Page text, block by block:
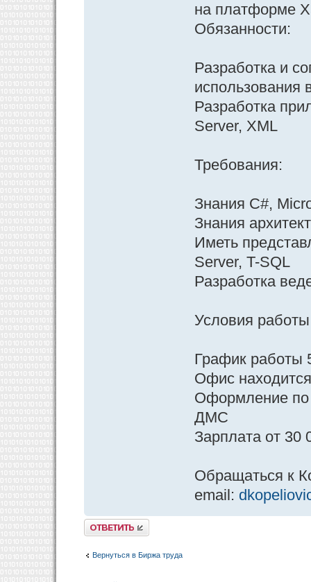
на платформе
Обязанности:
Разработка и
использования
Разработка
Server, XML
Требования:
Знания C#,
Знания
Иметь
Server, T-SQL
Разработка
Условия
График работы
Офис
Оформление
ДМС
Зарплата от 30
Обращаться к
email:
Ответить
Вернуться в Биржа труда